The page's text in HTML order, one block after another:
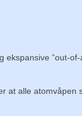
”out-
at alle atomvåpen